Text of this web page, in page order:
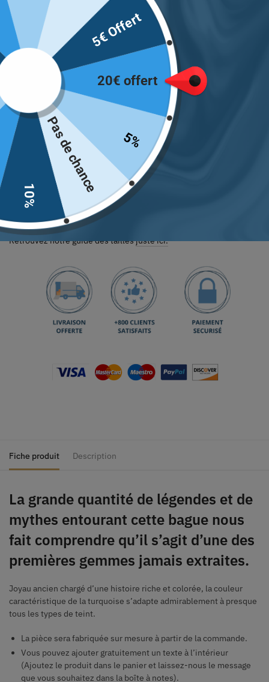
Chevalière homme argent 925 style
ottoman joyau ancien turquoise
€
Taille
Ajouter au panier
Retrouvez notre guide des taillesjuste ici.
Fiche produit Description
La grande quantité de légendes et de
mythes entourant cette bague nous
fait comprendre qu’il s’agit d’une des
premières gemmes jamais extraites.
Joyau ancien chargé d’une histoire riche et colorée, la couleur
caractéristique de la turquoise s’adapte admirablement à presque
tous les types de teint.
La pièce sera fabriquée sur mesure à partir de la commande.
Vous pouvez ajouter gratuitement un texte à l’intérieur
(Ajoutez le produit dans le panier et laissez-nous le message
que vous souhaitez dans la boîte à notes).
20€ offert
5%
Pas de chance
10%
5€ Offert